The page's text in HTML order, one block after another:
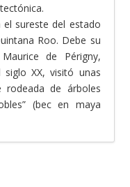
sureste del estado
Roo. Debe su
de Périgny,
XX, visitó unas
rodeada de árboles
(bec en maya